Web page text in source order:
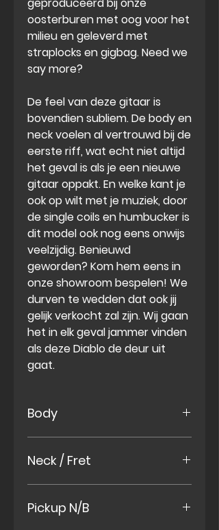
geproduceerd bij onze
oosterburen met oog voor het
milieu en geleverd met
straplocks en gigbag. Need we
say more?
De feel van deze gitaar is
bovendien subliem. De body en
neck voelen alvertrouwdbij de
eerste riff, wat echt niet altijd
het geval is als je een nieuwe
gitaar oppakt. En welke kant je
ook op wilt met je muziek, door
de single coils en humbucker is
dit model ook nog eens onwijs
veelzijdig. Benieuwd
geworden? Kom hem eens in
onze showroom bespelen! We
durven te wedden dat ook jij
gelijk verkocht zal zijn. Wij gaan
het in elk geval jammer vinden
als deze Diablo de deur uit
gaat.
Body
Neck / Fret
neck profiel
Pickup N/B